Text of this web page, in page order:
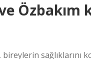
Özbakım
sağlıklarını